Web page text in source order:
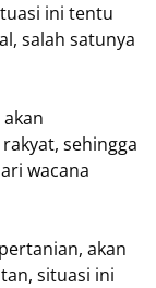
ini tentu
salah satunya
sehingga
wacana
akan
situasi ini